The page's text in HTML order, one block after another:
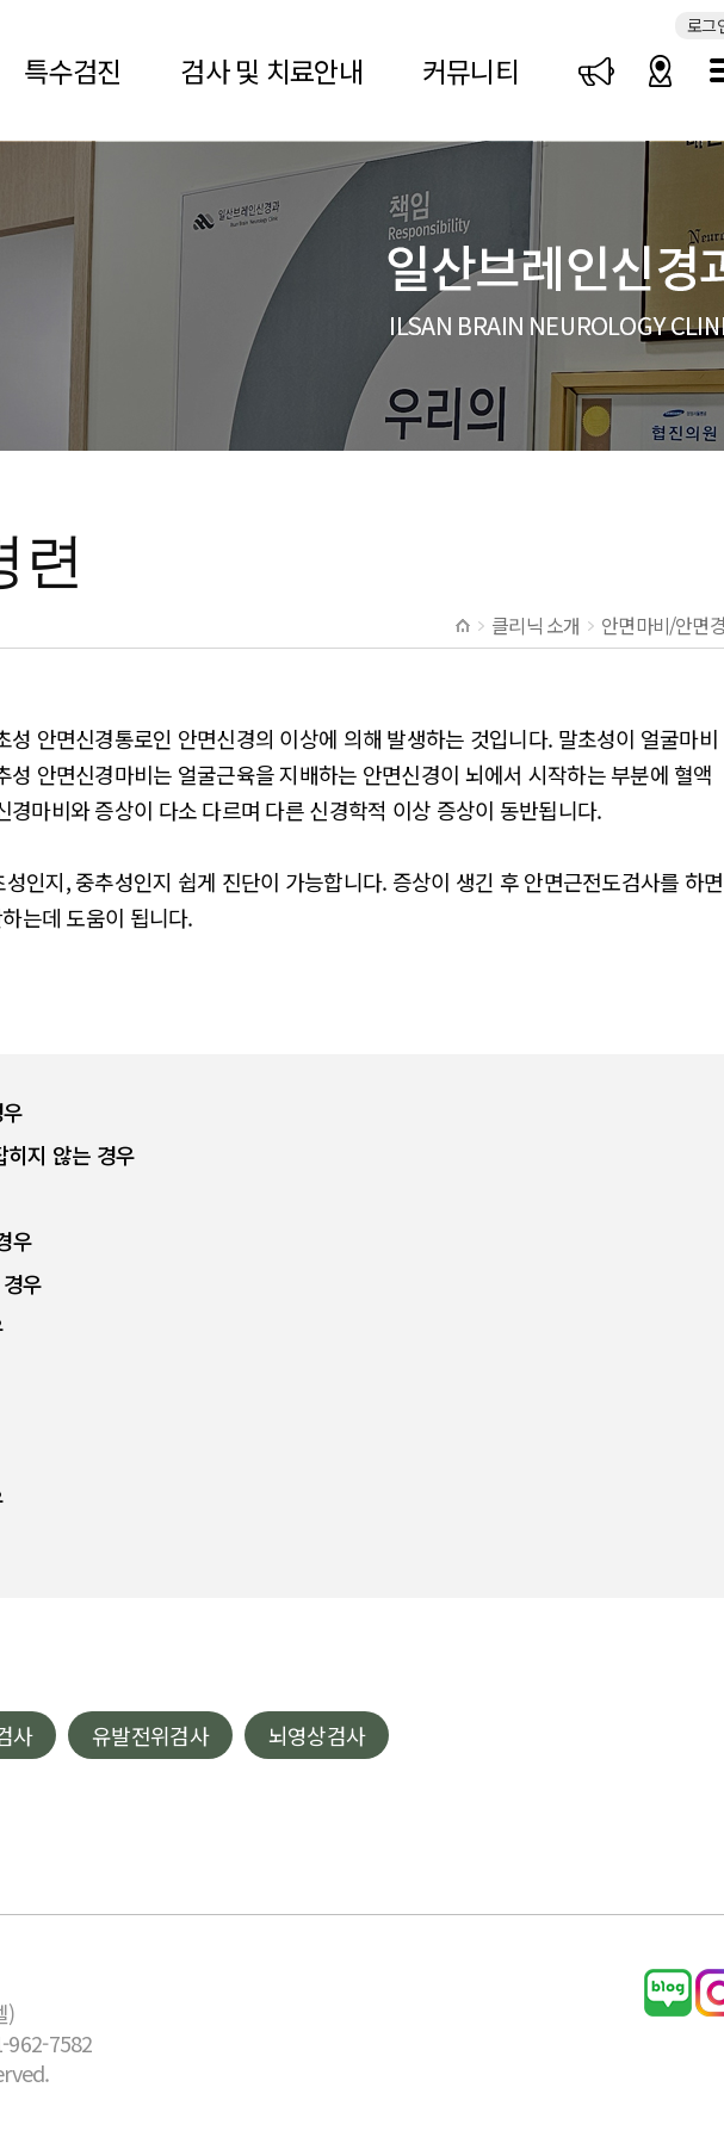
로그
특수검진 검사 및 치료안내 커뮤니티
련
클리닉 소개 안면마비/안면
안면신경통로인 안면신경의 이상에 의해 발생하는 것입니다. 말초성이 얼굴마비
안면신경마비는 얼굴근육을 지배하는 안면신경이 뇌에서 시작하는 부분에 혈액
마비와 증상이 다소 다르며 다른 신경학적 이상 증상이 동반됩니다.
인지, 중추성인지 쉽게 진단이 가능합니다. 증상이 생긴 후 안면근전도검사를 하면
는데 도움이 됩니다.
히지 않는 경우
우
우
사 유발전위검사 뇌영상검사
)
962-7582